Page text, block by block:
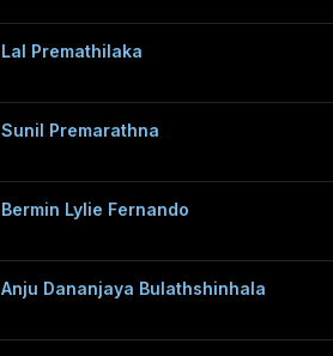
Lal Premathilaka
Sunil Premarathna
Bermin Lylie Fernando
Anju Dananjaya Bulathshinhala